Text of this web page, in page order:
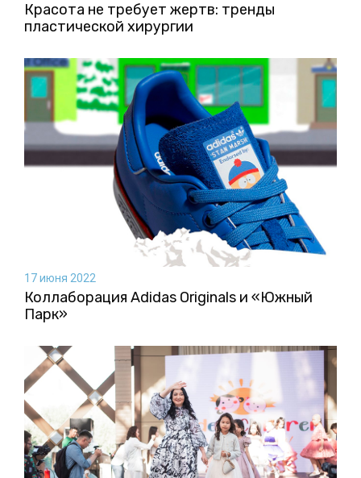
Красота не требует жертв: тренды
пластической хирургии
17 июня 2022
Коллаборация Аdidas Originals и «Южный
Парк»